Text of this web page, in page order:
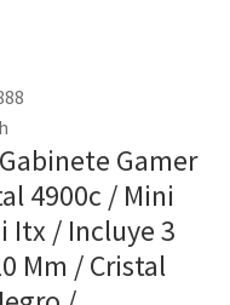
Gamer
4900c / Mini
Itx / Incluye 3
Mm / Cristal